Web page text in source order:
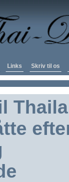
Links Skriv til os